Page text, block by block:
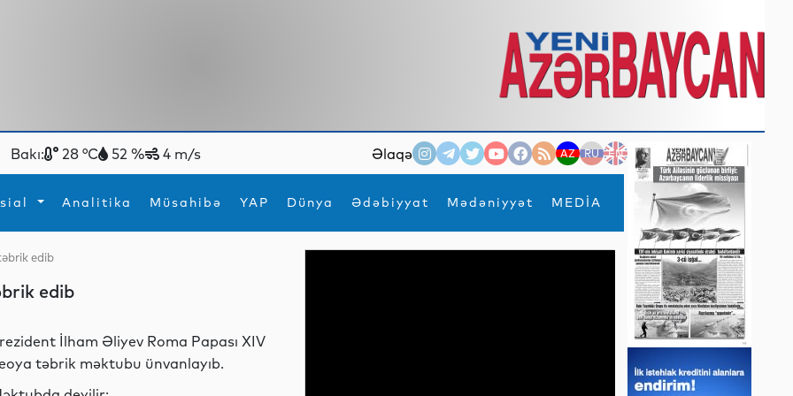
Bakı: 28 °C 52 % 4 m/s Əlaqə AZ RU EN
Analitika Müsahibə YAP Dünya Ədəbiyyat Mədəniyyət MEDİA
×
İdmanYeni texnologiyalar
edib
edib
İlham Əliyev Roma Papası XIV
təbrik məktubu ünvanlayıb.